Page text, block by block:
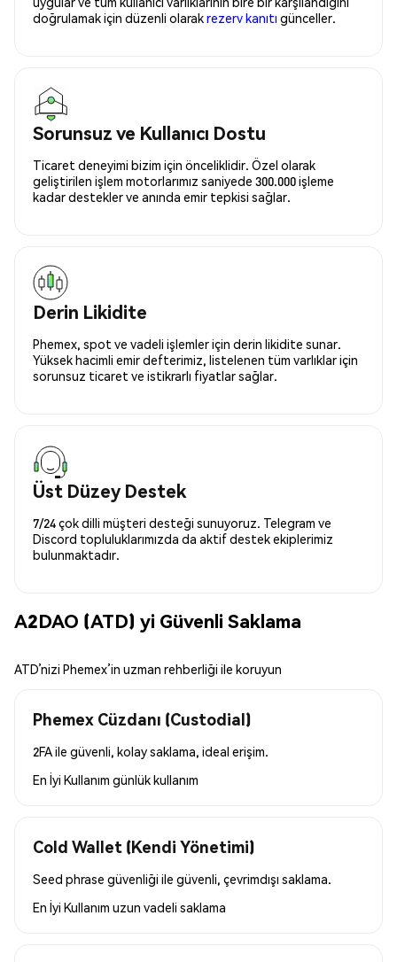
doğrulamak için düzenli olarakrezerv kanıtı günceller.
Sorunsuz ve Kullanıcı Dostu
Ticaret deneyimi bizim için önceliklidir. Özel olarak
geliştirilen işlem motorlarımız saniyede 300.000 işleme
kadar destekler ve anında emir tepkisi sağlar.
Derin Likidite
Phemex, spot ve vadeli işlemler için derin likidite sunar.
Yüksek hacimli emir defterimiz, listelenen tüm varlıklar için
sorunsuz ticaret ve istikrarlı fiyatlar sağlar.
Üst Düzey Destek
7/24 çok dilli müşteri desteği sunuyoruz. Telegram ve
Discord topluluklarımızda da aktif destek ekiplerimiz
bulunmaktadır.
A2DAO (ATD) yi Güvenli Saklama
ATD’nizi Phemex’in uzman rehberliği ile koruyun
Phemex Cüzdanı (Custodial)
2FA ile güvenli, kolay saklama, ideal erişim.
En İyi Kullanım günlük kullanım
Cold Wallet (Kendi Yönetimi)
Seed phrase güvenliği ile güvenli, çevrimdışı saklama.
En İyi Kullanım uzun vadeli saklama